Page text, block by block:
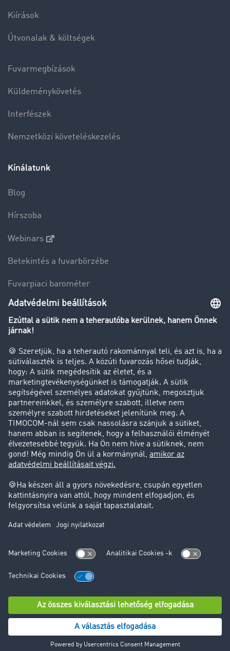
Kiírások
Útvonalak & költségek
Fuvarmegbízások
Küldeménykövetés
Interfészek
Nemzetközi követeléskezelés
Kínálatunk
Blog
Hírszoba
Webinars
Betekintés a fuvarbörzébe
Fuvarpiaci barométer
Transzportlexikon
Tehergépkocsi-forgalomkorlátozás
Cég
Sikertörténetek
Ügyfél hoz ügyfelet
Jogi információk
Impresszum
Adatvédelem
süti-beállítások
Támogatás
© TIMOCOM GmbH 2024. Minden jog fenntartva